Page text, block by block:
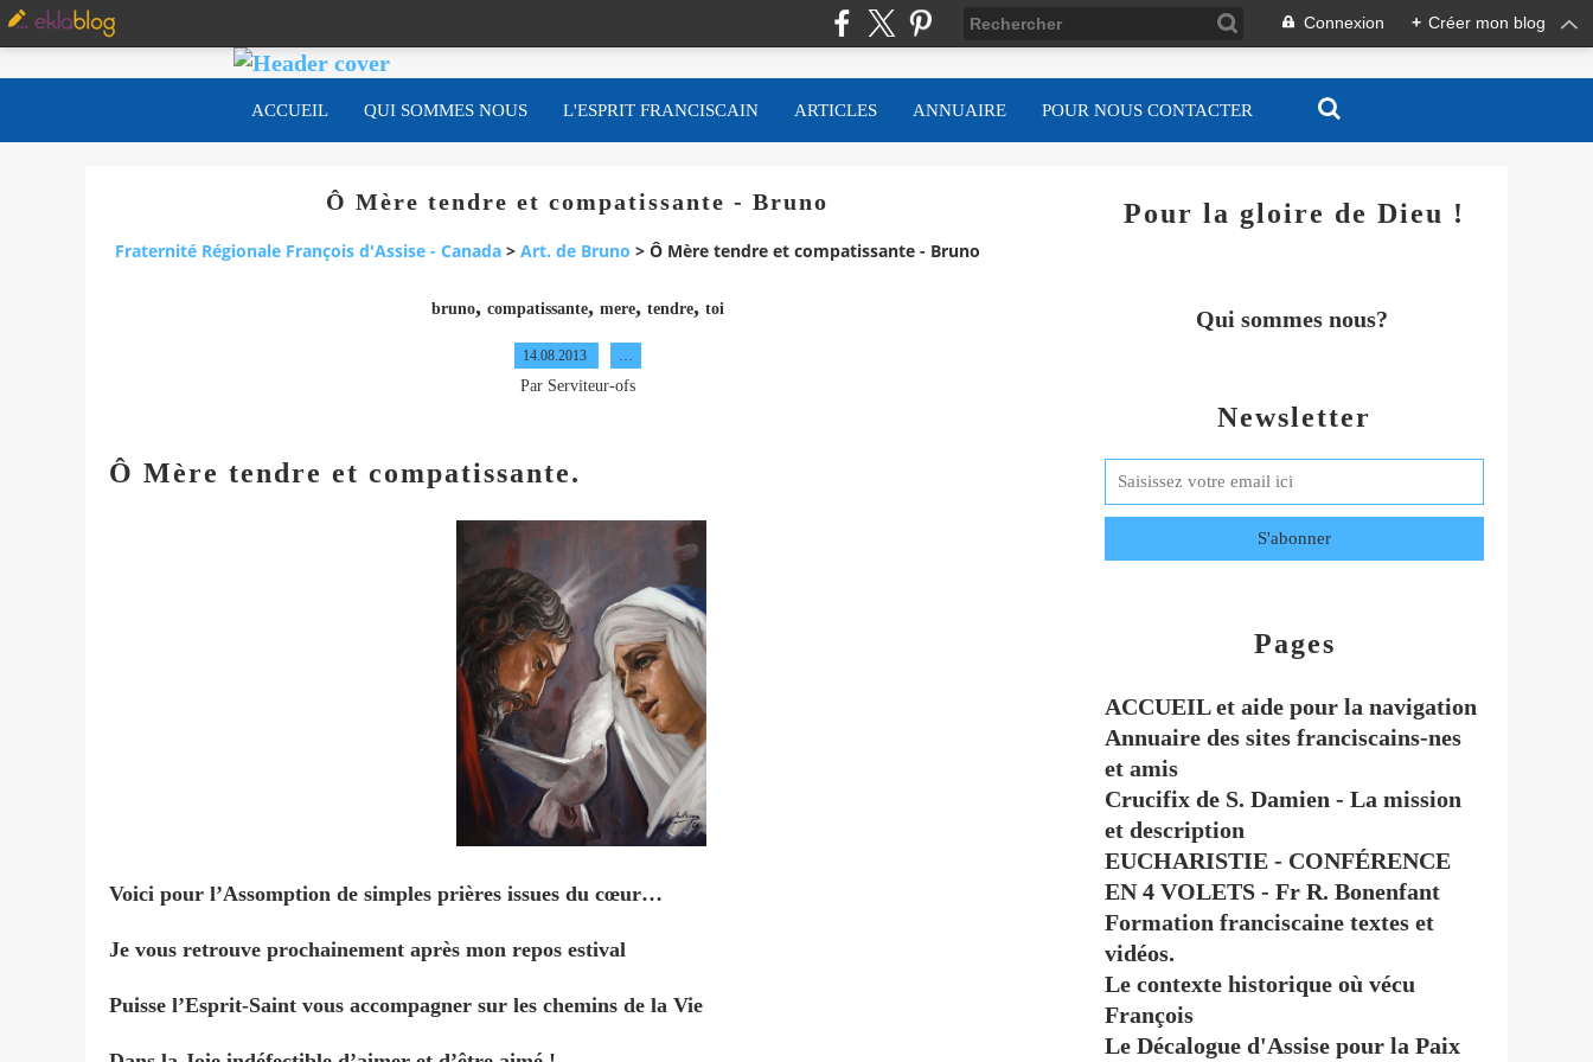
Connexion + Créer mon blog
ACCUEIL QUI SOMMES NOUS L'ESPRIT FRANCISCAIN ARTICLES ANNUAIRE POUR NOUS CONTACTER
Ô Mère tendre et compatissante - Bruno
Fraternité Régionale François d'Assise - Canada > Art. de Bruno > Ô Mère tendre et compatissante - Bruno
bruno, compatissante, mere, tendre, toi
14.08.2013
Par Serviteur-ofs
Ô Mère tendre et compatissante.
Voici pour l’Assomption de simples prières issues du cœur…
Je vous retrouve prochainement après mon repos estival
Puisse l’Esprit-Saint vous accompagner sur les chemins de la Vie
Newsletter
Pages
ACCUEIL et aide pour la navigation
Annuaire des sites franciscains-nes
et amis
Crucifix de S. Damien - La mission
et description
EUCHARISTIE - CONFÉRENCE
EN 4 VOLETS - Fr R. Bonenfant
Formation franciscaine textes et
vidéos.
Le contexte historique où vécu
François
Le Décalogue d'Assise pour la Paix
Pour la gloire de Dieu !
Qui sommes nous?